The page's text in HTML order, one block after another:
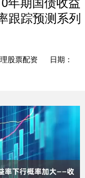
踪预测系列
股票配资
日期：